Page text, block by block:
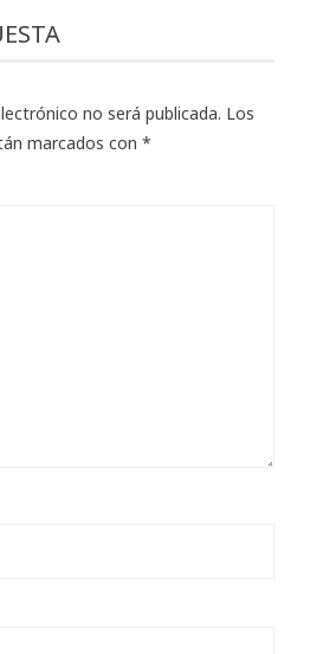
no será publicada. Los
marcados con *